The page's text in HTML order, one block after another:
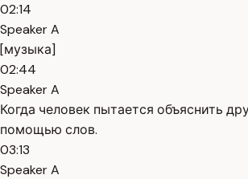
02:14
Speaker A
[музыка]
02:44
Speaker A
Когда человек пытается объяснить
помощью слов.
03:13
Speaker A